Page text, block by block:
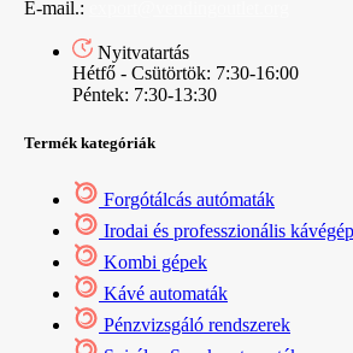
E-mail.:
Nyitvatartás
Hétfő - Csütörtök: 7:30-16:00
Péntek: 7:30-13:30
Termék kategóriák
Forgótálcás autómaták
Irodai és professzionális
Kombi gépek
Kávé automaták
Pénzvizsgáló rendszerek